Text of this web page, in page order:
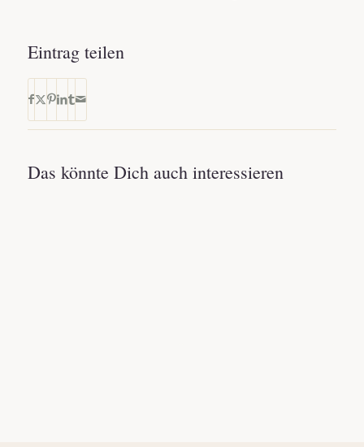
Eintrag teilen
Das könnte Dich auch interessieren